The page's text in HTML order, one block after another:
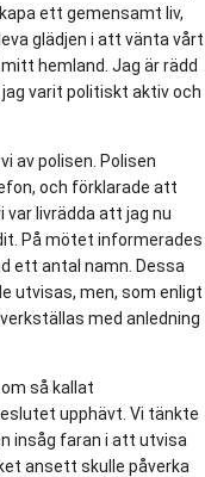
ett gemensamt liv,
glädjen i att vänta vårt
hemland. Jag är rädd
varit politiskt aktiv och
av polisen. Polisen
och förklarade att
livrädda att jag nu
På mötet informerades
ett antal namn. Dessa
utvisas, men, som enligt
med anledning
så kallat
upphävt. Vi tänkte
insåg faran i att utvisa
ansett skulle påverka